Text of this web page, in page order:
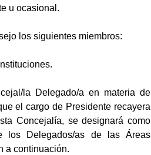
u ocasional.
los siguientes miembros:
la Delegado/a en materia de
el cargo de Presidente recayera
Concejalía, se designará como
los Delegados/as de las Áreas
a continuación.